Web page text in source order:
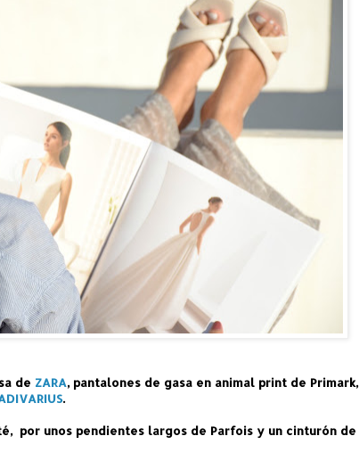
de ZARA, pantalones de gasa en animal print de Primark,
.
por unos pendientes largos de Parfois y un cinturón de